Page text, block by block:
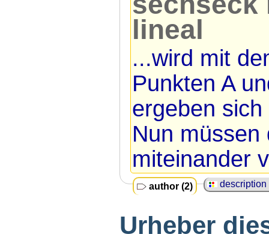
lineal
...wird mit
Punkten A
ergeben
Nun
miteinander
author (2) description
Urheber